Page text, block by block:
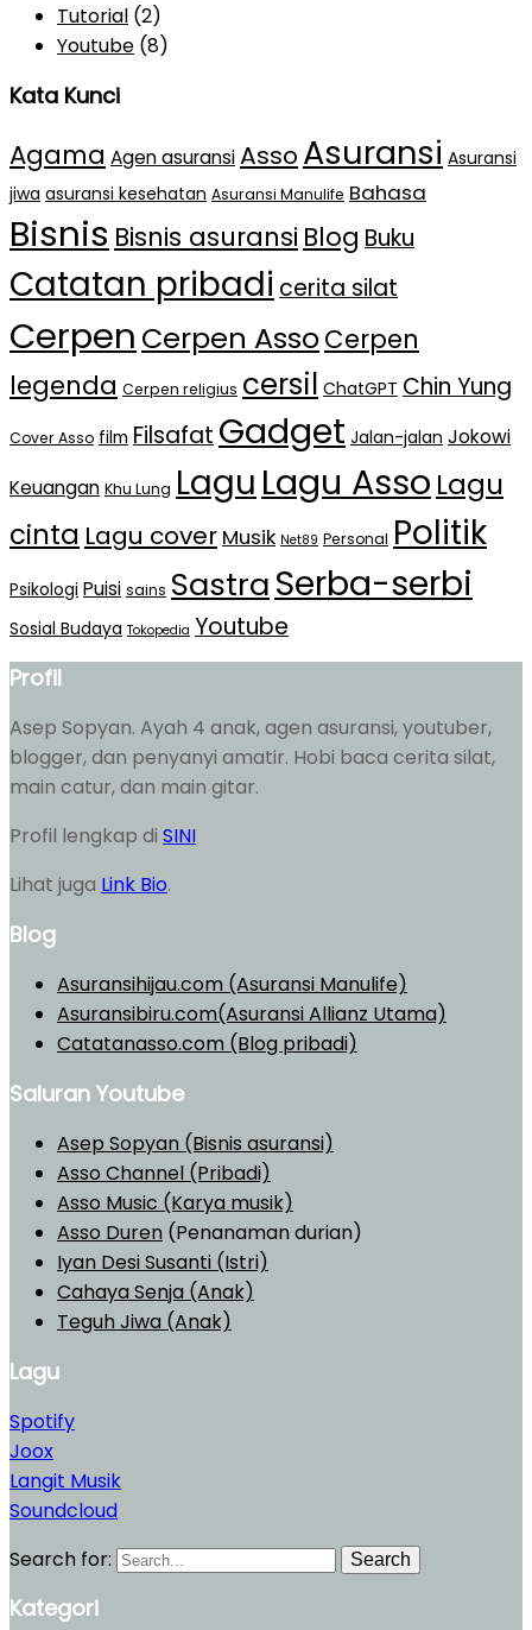
Tutorial (2)
Youtube (8)
Kata Kunci
Agama Agen asuransiAsso Asuransi Asuransi
jiwa asuransi kesehatan Asuransi Manulife Bahasa
Bisnis Bisnis asuransi Blog Buku
Catatan pribadi cerita silat
Cerpen Cerpen AssoCerpen
legenda Cerpen religius cersil ChatGPT Chin Yung
Cover Asso film Filsafat Gadget Jalan-jalan Jokowi
Keuangan Khu Lung Lagu Lagu Asso Lagu
cinta Lagu cover Musik Net89 Personal Politik
Psikologi Puisi sains SastraSerba-serbi
Sosial Budaya Tokopedia Youtube
Profil
Asep Sopyan. Ayah 4 anak, agen asuransi, youtuber,
blogger, dan penyanyi amatir. Hobi baca cerita silat,
main catur, dan main gitar.
Profil lengkap di SINI
Lihat juga Link Bio.
Blog
Asuransihijau.com (Asuransi Manulife)
Asuransibiru.com(Asuransi Allianz Utama)
Catatanasso.com (Blog pribadi)
Saluran Youtube
Asep Sopyan (Bisnis asuransi)
Asso Channel (Pribadi)
Asso Music (Karya musik)
Asso Duren (Penanaman durian)
Iyan Desi Susanti (Istri)
Cahaya Senja (Anak)
Teguh Jiwa (Anak)
Lagu
Spotify
Joox
Langit Musik
Soundcloud
Search for:
Search
Kategori